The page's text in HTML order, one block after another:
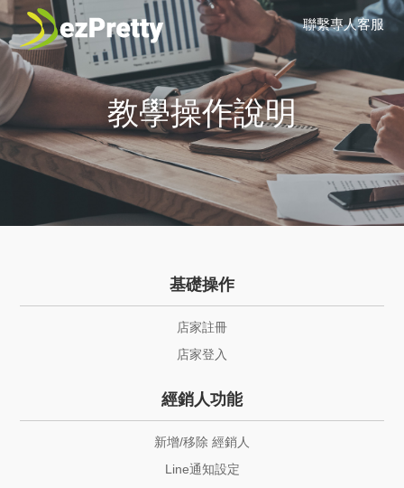
聯繫專人客服
教學操作說明
基礎操作
店家註冊
店家登入
經銷人功能
新增/移除 經銷人
Line通知設定